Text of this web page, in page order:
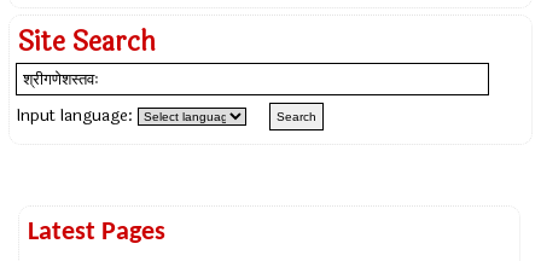
Site Search
Input language:
Latest Pages